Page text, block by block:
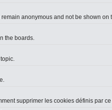
anonymous and not be shown on
the boards.
supprimer les cookies définis par ce